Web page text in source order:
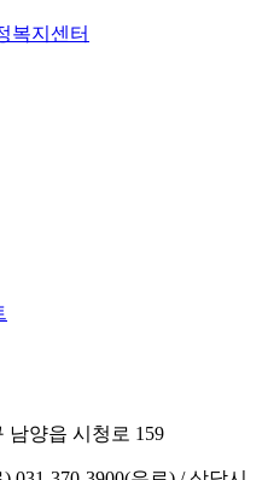
복지센터
남양읍 시청로 159